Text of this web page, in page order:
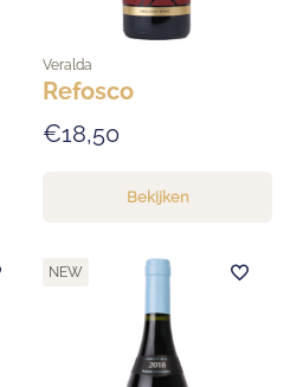
Veralda
Refosco
€18,50
Bekijken
NEW